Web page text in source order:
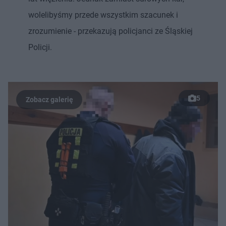
wolelibyśmy przede wszystkim szacunek i
zrozumienie - przekazują policjanci ze Śląskiej
Policji.
5